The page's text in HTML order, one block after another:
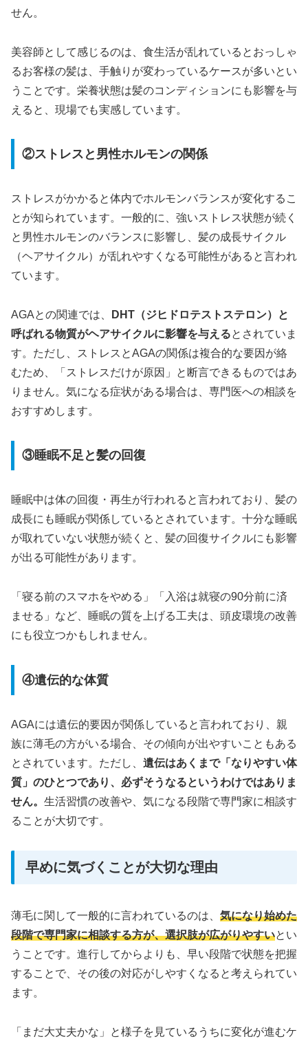
せん。
美容師として感じるのは、食生活が乱れているとおっしゃ
るお客様の髪は、手触りが変わっているケースが多いとい
うことです。栄養状態は髪のコンディションにも影響を与
えると、現場でも実感しています。
②ストレスと男性ホルモンの関係
ストレスがかかると体内でホルモンバランスが変化するこ
とが知られています。一般的に、強いストレス状態が続く
と男性ホルモンのバランスに影響し、髪の成長サイクル
（ヘアサイクル）が乱れやすくなる可能性があると言われ
ています。
AGAとの関連では、
DHT（ジヒドロテストステロン）と
呼ばれる物質がヘアサイクルに影響を与えるとされていま
す。ただし、ストレスとAGAの関係は複合的な要因が絡
むため、「ストレスだけが原因」と断言できるものではあ
りません。気になる症状がある場合は、専門医への相談を
おすすめします。
③睡眠不足と髪の回復
睡眠中は体の回復・再生が行われると言われており、髪の
成長にも睡眠が関係しているとされています。十分な睡眠
が取れていない状態が続くと、髪の回復サイクルにも影響
が出る可能性があります。
「寝る前のスマホをやめる」「入浴は就寝の90分前に済
ませる」など、睡眠の質を上げる工夫は、頭皮環境の改善
にも役立つかもしれません。
④遺伝的な体質
AGAには遺伝的要因が関係していると言われており、親
族に薄毛の方がいる場合、その傾向が出やすいこともある
とされています。ただし、 遺伝はあくまで「なりやすい体
質」のひとつであり、必ずそうなるというわけではありま
せん。 生活習慣の改善や、気になる段階で専門家に相談す
ることが大切です。
早めに気づくことが大切な理由
薄毛に関して一般的に言われているのは、 気になり始めた
段階で専門家に相談する方が、選択肢が広がりやすいとい
うことです。進行してからよりも、早い段階で状態を把握
することで、その後の対応がしやすくなると考えられてい
ます。
「まだ大丈夫かな」と様子を見ているうちに変化が進むケ